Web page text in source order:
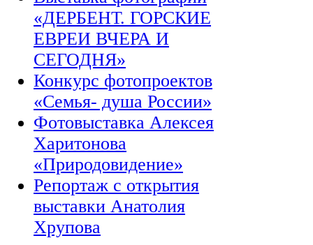
«ДЕРБЕНТ. ГОРСКИЕ
ЕВРЕИ ВЧЕРА И
СЕГОДНЯ»
Конкурс фотопроектов
«Семья- душа России»
Фотовыставка Алексея
Харитонова
«Природовидение»
Репортаж с открытия
выставки Анатолия
Хрупова